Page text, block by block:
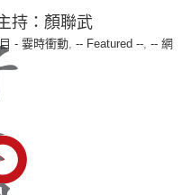
持：顏聯武
- 霎時衝動, -- Featured --, -- 網